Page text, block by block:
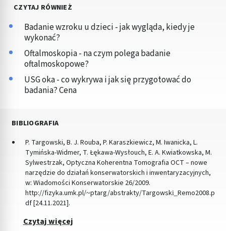
CZYTAJ RÓWNIEŻ
Badanie wzroku u dzieci - jak wygląda, kiedy je
wykonać?
Oftalmoskopia - na czym polega badanie
oftalmoskopowe?
USG oka - co wykrywa i jak się przygotować do
badania? Cena
BIBLIOGRAFIA
P. Targowski, B. J. Rouba, P. Karaszkiewicz, M. Iwanicka, L.
Tymińska-Widmer, T. Łękawa-Wysłouch, E. A. Kwiatkowska, M.
Sylwestrzak, Optyczna Koherentna Tomografia OCT – nowe
narzędzie do działań konserwatorskich i inwentaryzacyjnych,
w: Wiadomości Konserwatorskie 26/2009.
http://fizyka.umk.pl/~ptarg/abstrakty/Targowski_Remo2008.p
df [24.11.2021].
Czytaj więcej